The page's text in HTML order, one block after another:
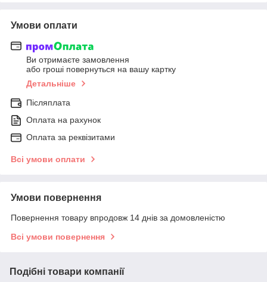
Умови оплати
Ви отримаєте замовлення
або гроші повернуться на вашу картку
Детальніше
Післяплата
Оплата на рахунок
Оплата за реквізитами
Всі умови оплати
Умови повернення
Повернення товару впродовж 14 днів за домовленістю
Всі умови повернення
Подібні товари компанії